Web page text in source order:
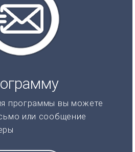
программы вы можете
или сообщение